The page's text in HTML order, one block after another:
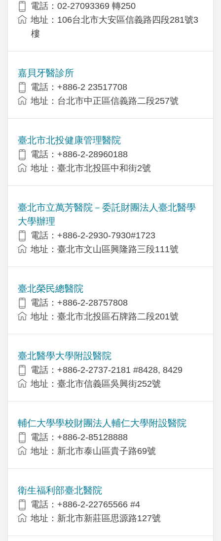
電話：02-27093369 轉250
地址：106台北市大安區信義路四段281號3
樓
嘉貝牙醫診所
電話：+886-2 23517708
地址：台北市中正區信義路二段257號
臺北市北投健康管理醫院
電話：+886-2-28960188
地址：臺北市北投區中和街2號
臺北市立萬芳醫院－委託財團法人臺北醫學
大學辦理
電話：+886-2-2930-7930#1723
地址：臺北市文山區興隆路三段111號
臺北榮民總醫院
電話：+886-2-28757808
地址：臺北市北投區石牌路二段201號
臺北醫學大學附設醫院
電話：+886-2-2737-2181 #8428, 8429
地址：臺北市信義區吳興街252號
輔仁大學學校財團法人輔仁大學附設醫院
電話：+886-2-85128888
地址：新北市泰山區貴子路69號
衛生福利部臺北醫院
電話：+886-2-22765566 #4
地址：新北市新莊區思源路127號